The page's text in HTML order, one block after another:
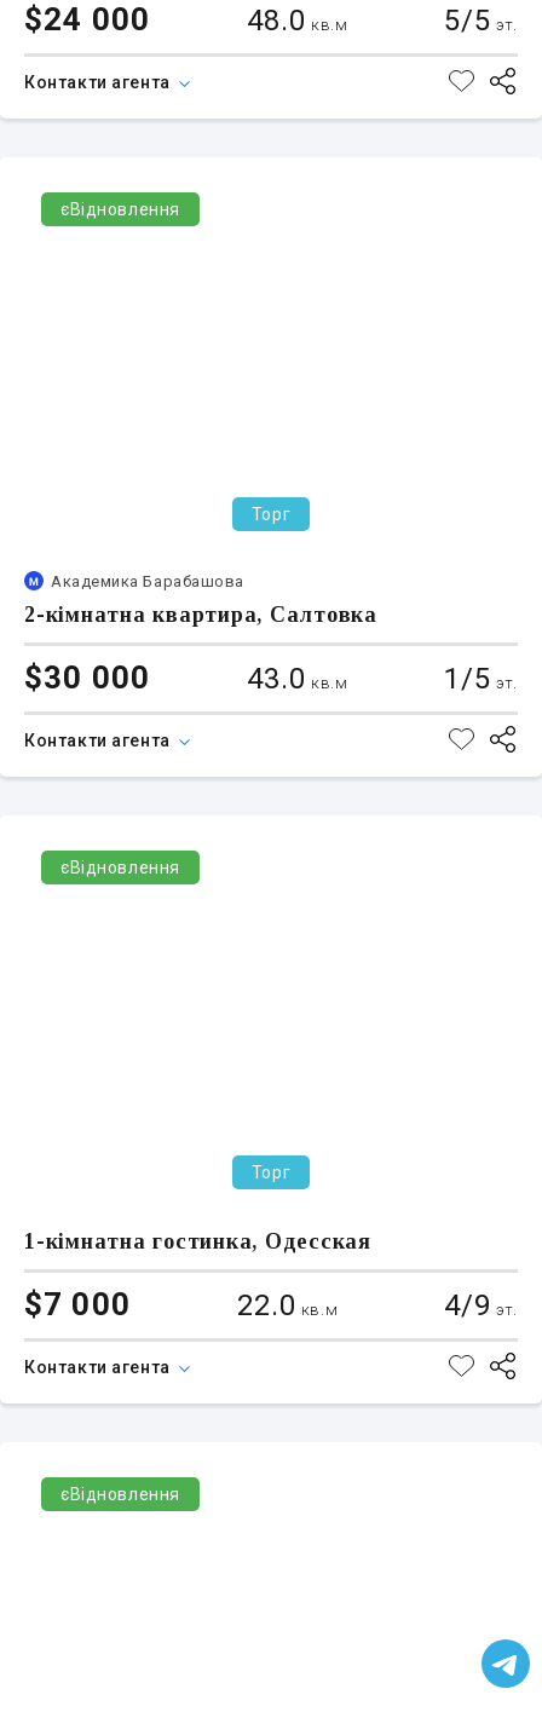
$24 000 48.0 кв.м 5/5 эт.
Контакти агента
єВідновлення
Торг
Академика Барабашова
2-кімнатна квартира, Салтовка
$30 000 43.0 кв.м 1/5 эт.
Контакти агента
єВідновлення
Торг
1-кімнатна гостинка, Одесская
$7 000 22.0 кв.м 4/9 эт.
Контакти агента
єВідновлення